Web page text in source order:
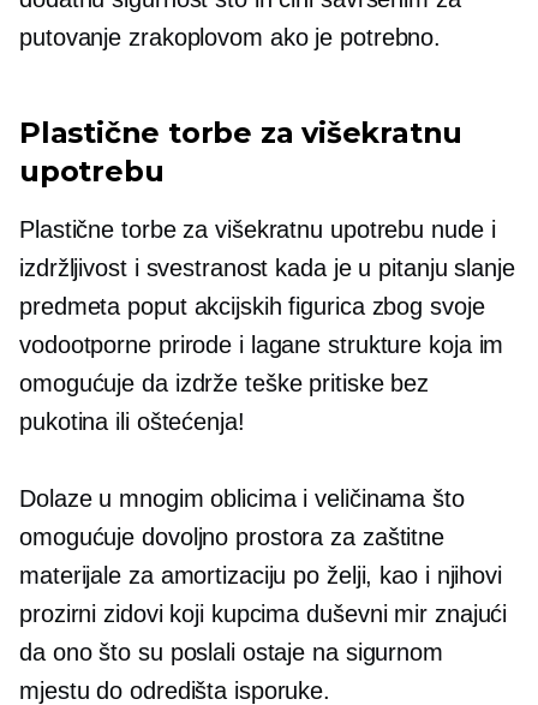
putovanje zrakoplovom ako je potrebno.
Plastične torbe za višekratnu
upotrebu
Plastične torbe za višekratnu upotrebu nude i
izdržljivost i svestranost kada je u pitanju slanje
predmeta poput akcijskih figurica zbog svoje
vodootporne prirode i lagane strukture koja im
omogućuje da izdrže teške pritiske bez
pukotina ili oštećenja!
Dolaze u mnogim oblicima i veličinama što
omogućuje dovoljno prostora za zaštitne
materijale za amortizaciju po želji, kao i njihovi
prozirni zidovi koji kupcimaduševni mir znajući
da ono što su poslali ostaje na sigurnom
mjestu do odredišta isporuke.